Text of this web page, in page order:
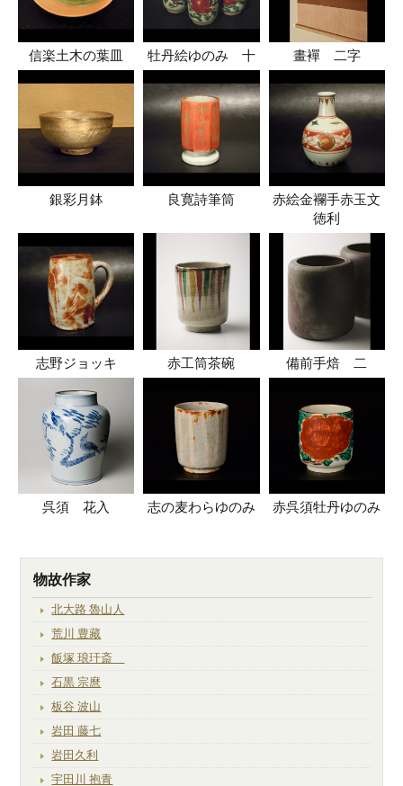
信楽土木の葉皿 牡丹絵ゆのみ 十 畫襌 二字
銀彩月鉢 良寛詩筆筒
赤絵金襴手赤玉文
徳利
志野ジョッキ 赤工筒茶碗 備前手焙 二
呉須 花入 志の麦わらゆのみ 赤呉須牡丹ゆのみ
物故作家
北大路 魯山人
荒川 豊藏
飯塚 琅玕斎
石黒 宗麿
板谷 波山
岩田 藤七
岩田久利
宇田川 抱青